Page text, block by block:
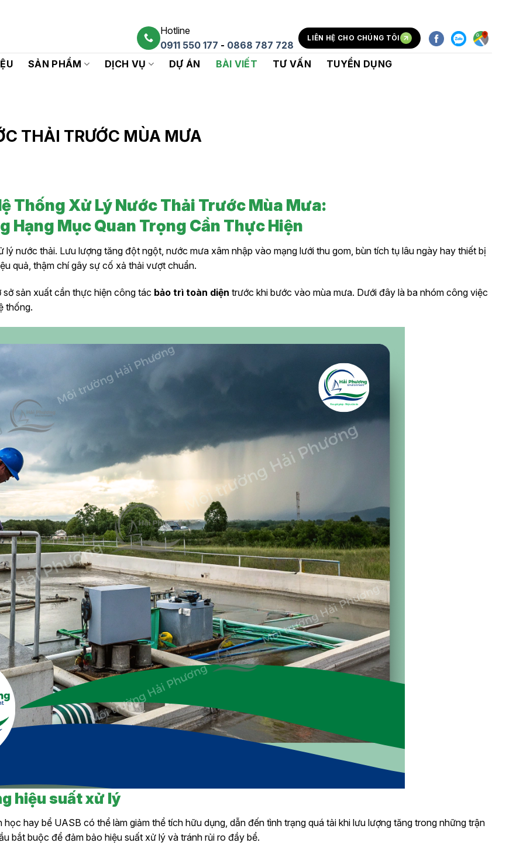
Hotline
0911 550 177 - 0868 787 728
LIÊN HỆ CHO CHÚNG TÔI
SẢN PHẨM DỊCH VỤ DỰ ÁN BÀI VIẾT TƯ VẤN TUYỂN DỤNG
THẢI TRƯỚC MÙA MƯA
Thống Xử Lý Nước Thải Trước Mùa Mưa:
Hạng Mục Quan Trọng Cần Thực Hiện
nước thải. Lưu lượng tăng đột ngột, nước mưa xâm nhập vào mạng lưới thu gom, bùn tích tụ lâu ngày hay thiết bị
quả, thậm chí gây sự cố xả thải vượt chuẩn.
sản xuất cần thực hiện công tác bảo trì toàn diện trước khi bước vào mùa mưa. Dưới đây là ba nhóm công việc
thống.
hiệu suất xử lý
học hay bể UASB có thể làm giảm thể tích hữu dụng, dẫn đến tình trạng quá tải khi lưu lượng tăng trong những trận
bắt buộc để đảm bảo hiệu suất xử lý và tránh rủi ro đầy bể.